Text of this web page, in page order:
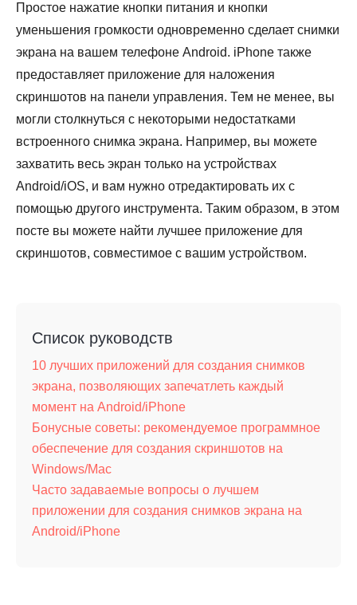
Простое нажатие кнопки питания и кнопки
уменьшения громкости одновременно сделает снимки
экрана на вашем телефоне Android. iPhone также
предоставляет приложение для наложения
скриншотов на панели управления. Тем не менее, вы
могли столкнуться с некоторыми недостатками
встроенного снимка экрана. Например, вы можете
захватить весь экран только на устройствах
Android/iOS, и вам нужно отредактировать их с
помощью другого инструмента. Таким образом, в этом
посте вы можете найти лучшее приложение для
скриншотов, совместимое с вашим устройством.
Список руководств
10 лучших приложений для создания снимков
экрана, позволяющих запечатлеть каждый
момент на Android/iPhone
Бонусные советы: рекомендуемое программное
обеспечение для создания скриншотов на
Windows/Mac
Часто задаваемые вопросы о лучшем
приложении для создания снимков экрана на
Android/iPhone